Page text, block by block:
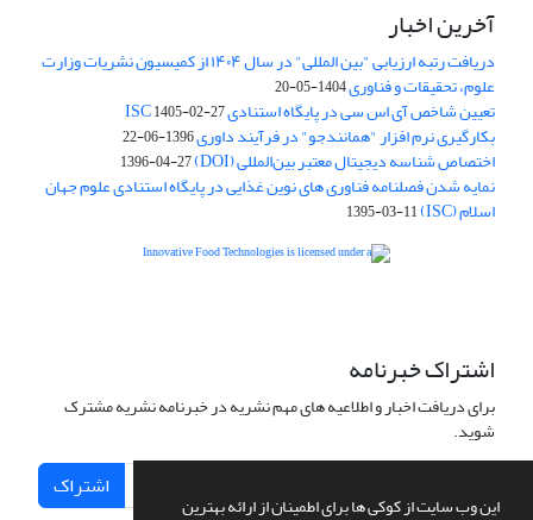
این وب سایت از کوکی ها برای اطمینان از ارائه بهترین
آخرین اخبار
دریافت رتبه ارزیابی "بین المللی" در سال ۱۴۰۴ از کمیسیون نشریات وزارت
علوم، تحقیقات و فناوری1404-05-20
تعیین شاخص آی اس سی در پایگاه استنادی ISC1405-02-27
بکارگیری نرم افزار "همانندجو" در فرآیند داوری1396-06-22
اختصاص شناسه دیجیتال معتبر بین‌المللی (DOI) 1396-04-27
نمایه شدن فصلنامه فناوری های نوین غذایی در پایگاه استنادی علوم جهان
اسلام (ISC) 1395-03-11
اشتراک خبرنامه
برای دریافت اخبار و اطلاعیه های مهم نشریه در خبرنامه نشریه مشترک
شوید.
اشتراک